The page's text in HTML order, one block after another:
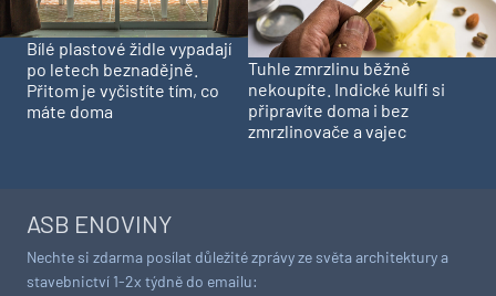
Bílé plastové židle vypadají
po letech beznadějně.
Přitom je vyčistíte tím, co
máte doma
Tuhle zmrzlinu běžně
nekoupíte. Indické kulfi si
připravíte doma i bez
zmrzlinovače a vajec
ASB ENOVINY
Nechte si zdarma posílat důležité zprávy ze světa architektury a
stavebnictví 1-2x týdně do emailu: